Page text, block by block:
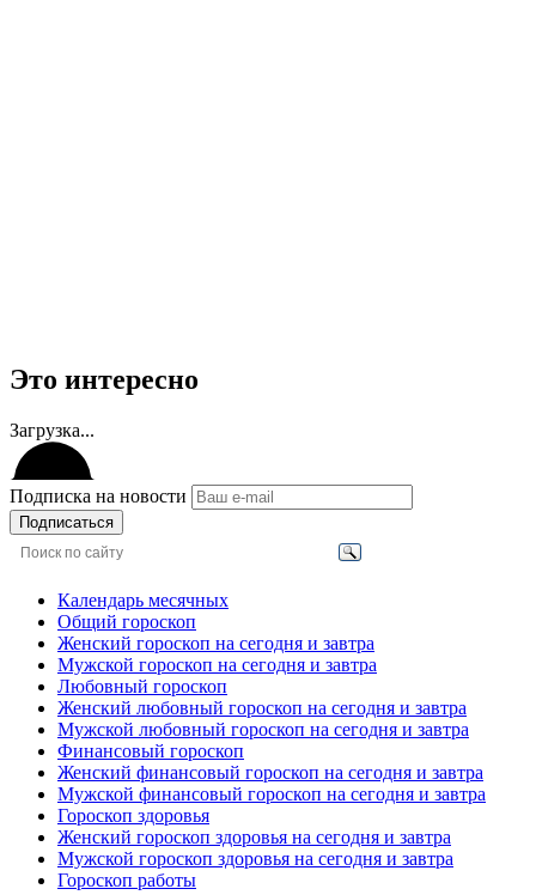
Это интересно
Загрузка...
Подписка на новости
Подписаться
Календарь месячных
Общий гороскоп
Женский гороскоп на сегодня и завтра
Мужской гороскоп на сегодня и завтра
Любовный гороскоп
Женский любовный гороскоп на сегодня и завтра
Мужской любовный гороскоп на сегодня и завтра
Финансовый гороскоп
Женский финансовый гороскоп на сегодня и завтра
Мужской финансовый гороскоп на сегодня и завтра
Гороскоп здоровья
Женский гороскоп здоровья на сегодня и завтра
Мужской гороскоп здоровья на сегодня и завтра
Гороскоп работы